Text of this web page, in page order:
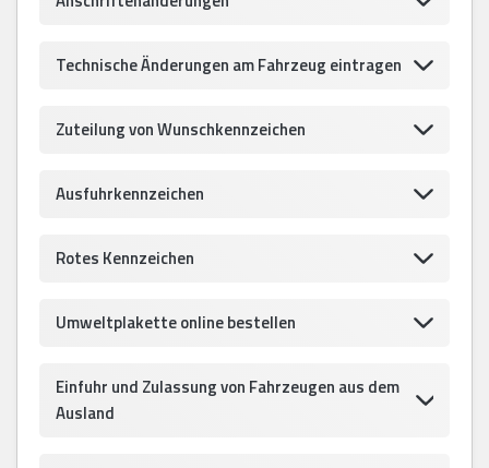
Technische Änderungen am Fahrzeug eintragen
Zuteilung von Wunschkennzeichen
Ausfuhrkennzeichen
Rotes Kennzeichen
Umweltplakette online bestellen
Einfuhr und Zulassung von Fahrzeugen aus dem
Ausland